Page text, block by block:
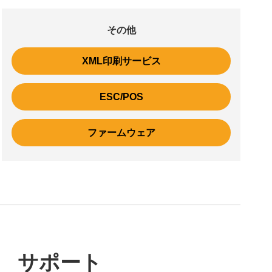
その他
XML印刷サービス
ESC/POS
ファームウェア
サポート